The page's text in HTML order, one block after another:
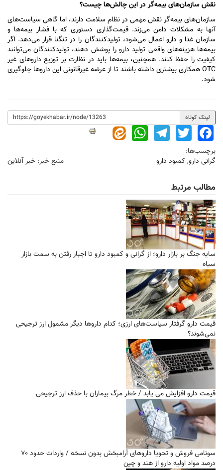
نقش سازمان‌های بیمه‌گر در این چالش‌ها چیست؟
سازمان‌های بیمه‌گر نقش مهمی در نظام سلامت دارند، اما گاهی سیاست‌های
آنها به مشکلات دامن می‌زند. قیمت‌گذاری دستوری که با فشار بیمه‌ها و
سازمان غذا و دارو اعمال می‌شود، تولیدکنندگان را در تنگنا قرار می‌دهد. اگر
بیمه‌ها هزینه‌های واقعی تولید دارو را پوشش دهند، تولیدکنندگان می‌توانند
کیفیت را حفظ کنند. همچنین، بیمه‌ها باید در نظارت بر توزیع دارو‌های غیر
OTC همکاری بیشتری داشته باشند تا از عرضه غیرقانونی این دارو‌ها جلوگیری
شود.
لینک کوتاه
Facebook
Twitter
Telegram
WhatsApp
برچسب‌ها:
گرانی دارو, کمبود دارو منبع خبر: خبر آنلاین
مطالب مرتبط
سایه جنگ بر بازار دارو؛ از گرانی و کمبود دارو تا اجبار رفتن به سمت بازار
سیاه
قیمت دارو گرفتار سیاست‌های ارزی؛ کدام داروها دیگر مشمول ارز ترجیحی
نمی‌شوند؟
قیمت دارو افزایش می یابد / خطر مرگ بیماران با حذف ارز ترجیحی
سونامی فروش و تحویا دارو‌های آرامبخش بدون نسخه / واردات حدود ۷۰
درصد مواد اولیه دارو از هند و چین